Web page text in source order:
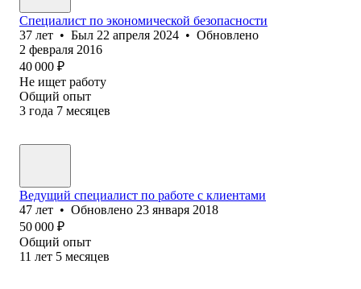
Специалист по экономической безопасности
37 лет • Был 22 апреля 2024 • Обновлено
2 февраля 2016
40 000 ₽
Не ищет работу
Общий опыт
3 года 7 месяцев
Ведущий специалист по работе с клиентами
47 лет • Обновлено 23 января 2018
50 000 ₽
Общий опыт
11 лет 5 месяцев